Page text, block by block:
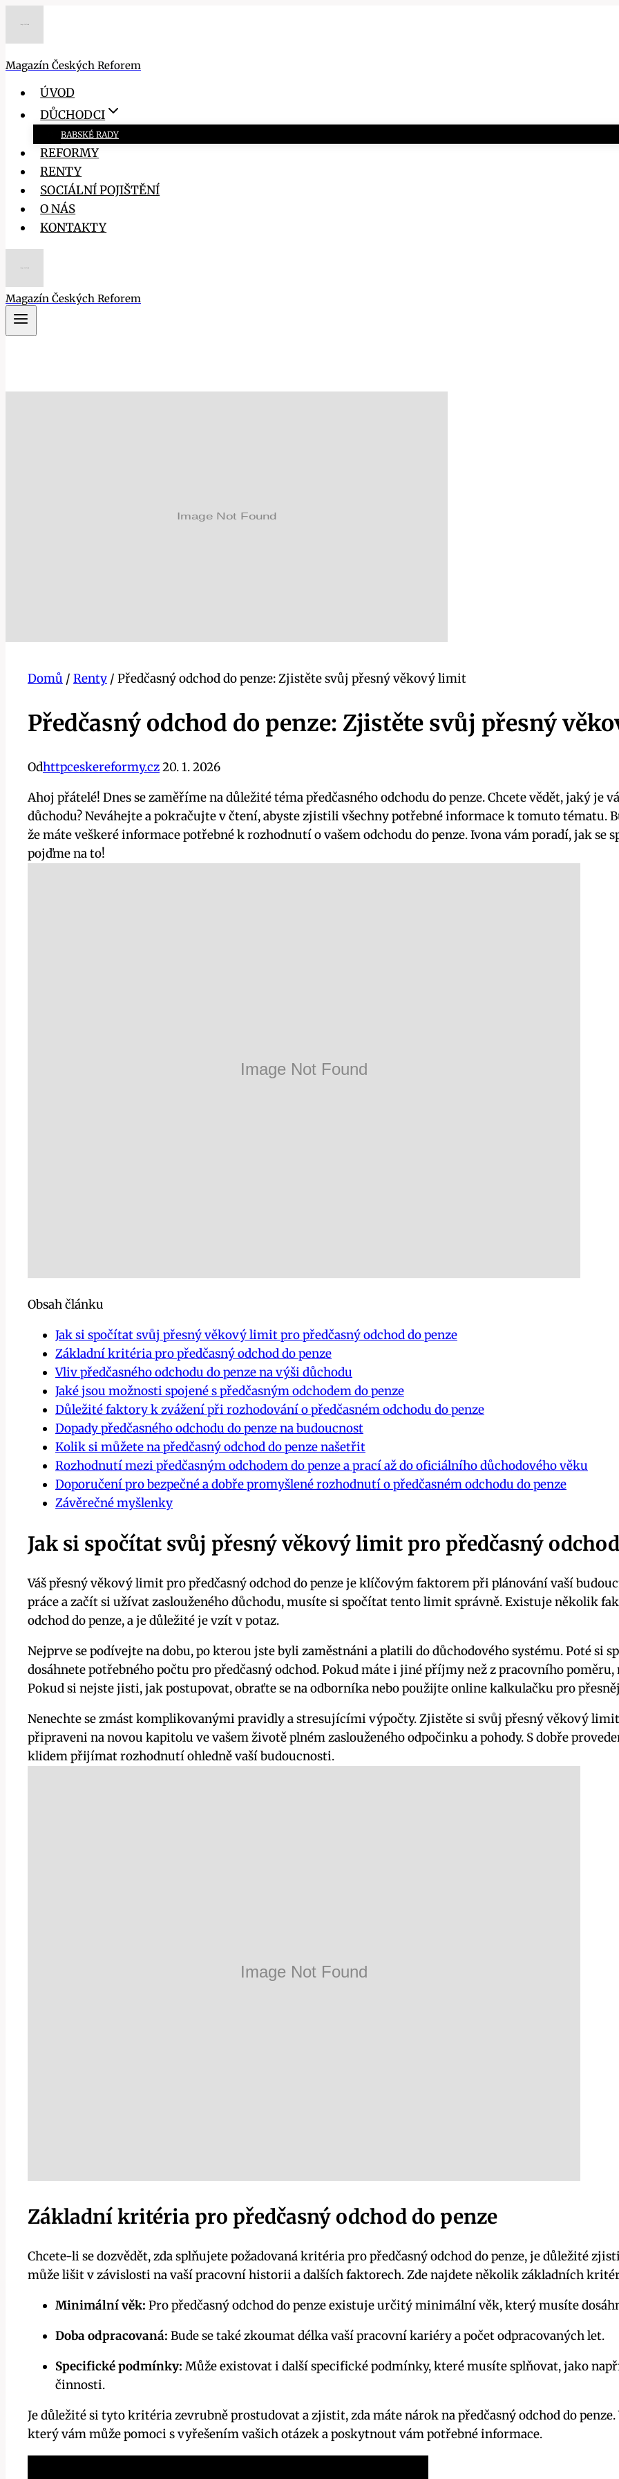
Magazín Českých Reforem
ÚVOD
DŮCHODCI
BABSKÉ RADY
REFORMY
RENTY
SOCIÁLNÍ POJIŠTĚNÍ
O NÁS
KONTAKTY
Magazín Českých Reforem
Domů / Renty / Předčasný odchod do penze: Zjistěte svůj přesný věkový limit
Předčasný odchod do penze: Zjistěte svůj přesný
Odhttpceskereformy.cz20. 1. 2026
Ahoj přátelé! Dnes se zaměříme na důležité téma předčasného odchodu do penze. Chcete vědět, jaký je
důchodu? Neváhejte a pokračujte v čtení, abyste zjistili všechny potřebné informace k tomuto tématu.
že máte veškeré informace potřebné k rozhodnutí o vašem odchodu do penze. Ivona vám poradí, jak se
pojďme na to!
Obsah článku
Jak si spočítat svůj přesný věkový limit pro předčasný odchod do penze
Základní kritéria pro předčasný odchod do penze
Vliv předčasného odchodu do penze na výši důchodu
Jaké jsou možnosti spojené s předčasným odchodem do penze
Důležité faktory k zvážení při rozhodování o předčasném odchodu do penze
Dopady předčasného odchodu do penze na budoucnost
Kolik si můžete na předčasný odchod do penze našetřit
Rozhodnutí mezi předčasným odchodem do penze a prací až do oficiálního důchodového věku
Doporučení pro bezpečné a dobře promyšlené rozhodnutí o předčasném odchodu do penze
Závěrečné myšlenky
Jak si spočítat svůj přesný věkový limit pro předčasný
Váš přesný věkový limit pro předčasný odchod do penze je klíčovým faktorem při plánování vaší
práce a začít si užívat zaslouženého důchodu, musíte si spočítat tento limit správně. Existuje několik
odchod do penze, a je důležité je vzít v potaz.
Nejprve se podívejte na dobu, po kterou jste byli zaměstnáni a platili do důchodového systému. Poté si
dosáhnete potřebného počtu pro předčasný odchod. Pokud máte i jiné příjmy než z pracovního
Pokud si nejste jisti, jak postupovat, obraťte se na odborníka nebo použijte online kalkulačku pro
Nenechte se zmást komplikovanými pravidly a stresujícími výpočty. Zjistěte si svůj přesný věkový limit
připraveni na novou kapitolu ve vašem životě plném zaslouženého odpočinku a pohody. S dobře
klidem přijímat rozhodnutí ohledně vaší budoucnosti.
Základní kritéria pro předčasný odchod do penze
Chcete-li se dozvědět, zda splňujete požadovaná kritéria pro předčasný odchod do penze, je důležité
může lišit v závislosti na vaší pracovní historii a dalších faktorech. Zde najdete několik základních
Minimální věk: Pro předčasný odchod do penze existuje určitý minimální věk, který musíte
Doba odpracovaná: Bude se také zkoumat délka vaší pracovní kariéry a počet odpracovaných let.
Specifické podmínky: Může existovat i další specifické podmínky, které musíte splňovat, jako
činnosti.
Je důležité si tyto kritéria zevrubně prostudovat a zjistit, zda máte nárok na předčasný odchod do
který vám může pomoci s vyřešením vašich otázek a poskytnout vám potřebné informace.